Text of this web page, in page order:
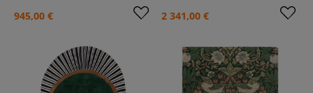
945,00 € 2 341,00 €